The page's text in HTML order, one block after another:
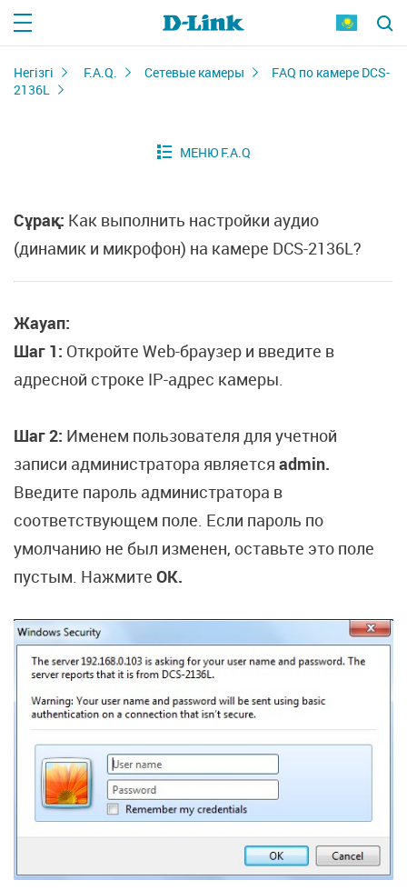
Негізгі F.A.Q. Сетевые камеры
FAQ по камере DCS-
2136L
Сұрақ: Как выполнить настройки аудио
(динамик и микрофон) на камере DCS-2136L?
Жауап:
Шаг 1: Откройте Web-браузер и введите в
адресной строке IP-адрес камеры.
Шаг 2: Именем пользователя для учетной
записи администратора является admin.
Введите пароль администратора в
соответствующем поле. Если пароль по
умолчанию не был изменен, оставьте это поле
пустым. Нажмите OK.